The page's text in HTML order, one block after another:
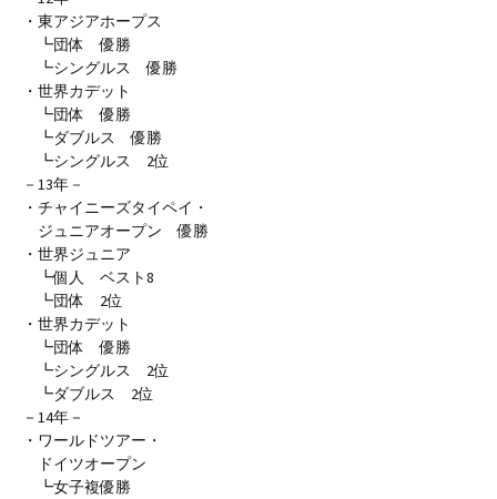
・東アジアホープス
┗団体 優勝
┗シングルス 優勝
・世界カデット
┗団体 優勝
┗ダブルス 優勝
┗シングルス 2位
－13年－
・チャイニーズタイペイ・
ジュニアオープン 優勝
・世界ジュニア
┗個人 ベスト8
┗団体 2位
・世界カデット
┗団体 優勝
┗シングルス 2位
┗ダブルス 2位
－14年－
・ワールドツアー・
ドイツオープン
┗女子複優勝